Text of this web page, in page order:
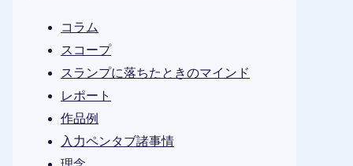
コラム
スコープ
スランプに落ちたときのマインド
レポート
作品例
入力ペンタブ諸事情